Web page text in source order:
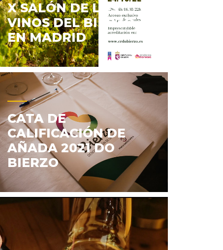
X SALÓN DE LOS
VINOS DEL BIERZO
EN MADRID
CATA DE
CALIFICACIÓN DE
AÑADA 2021 DO
BIERZO